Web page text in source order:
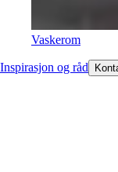
Vaskerom
Inspirasjon og råd